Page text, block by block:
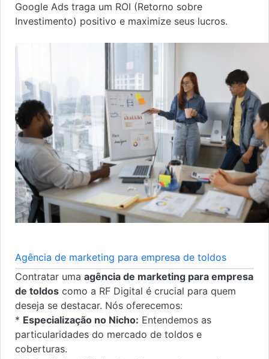
Google Ads traga um ROI (Retorno sobre
Investimento) positivo e maximize seus lucros.
Agência de marketing para empresa de toldos
Contratar uma agência de marketing para empresa
de toldos como a RF Digital é crucial para quem
deseja se destacar. Nós oferecemos:
* Especialização no Nicho: Entendemos as
particularidades do mercado de toldos e
coberturas.